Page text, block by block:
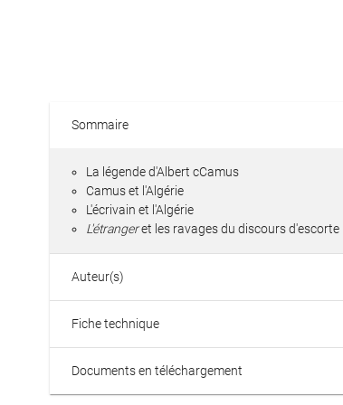
Sommaire
La légende d'Albert cCamus
Camus et l'Algérie
L'écrivain et l'Algérie
L'étrangeret les ravages du discours d'escorte
Auteur(s)
Fiche technique
Documents en téléchargement